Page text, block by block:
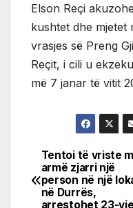
Elson Reçi
kushtet dhe mjetet
vrasjes së Preng
Reçit, i cili u
më 7 janar të vitit
Post
Tentoi të vriste
armë zjarri një
person në një
në Durrës,
arrestohet 23-